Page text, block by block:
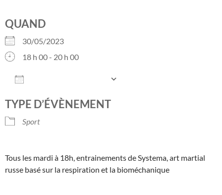
QUAND
30/05/2023
18 h 00 - 20 h 00
TYPE D’ÉVÈNEMENT
Sport
Tous les mardi à 18h, entrainements de Systema, art martial
russe basé sur la respiration et la bioméchanique